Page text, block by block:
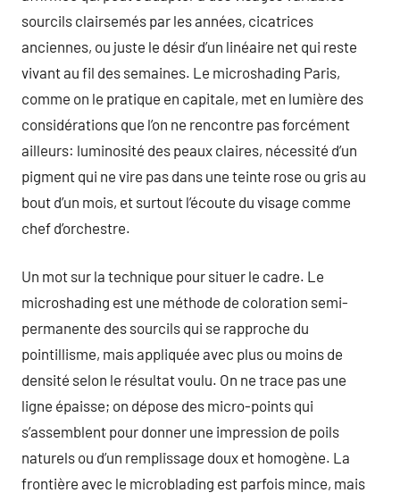
sourcils clairsemés par les années, cicatrices
anciennes, ou juste le désir d’un linéaire net qui reste
vivant au fil des semaines. Le microshading Paris,
comme on le pratique en capitale, met en lumière des
considérations que l’on ne rencontre pas forcément
ailleurs: luminosité des peaux claires, nécessité d’un
pigment qui ne vire pas dans une teinte rose ou gris au
bout d’un mois, et surtout l’écoute du visage comme
chef d’orchestre.
Un mot sur la technique pour situer le cadre. Le
microshading est une méthode de coloration semi-
permanente des sourcils qui se rapproche du
pointillisme, mais appliquée avec plus ou moins de
densité selon le résultat voulu. On ne trace pas une
ligne épaisse; on dépose des micro-points qui
s’assemblent pour donner une impression de poils
naturels ou d’un remplissage doux et homogène. La
frontière avec le microblading est parfois mince, mais